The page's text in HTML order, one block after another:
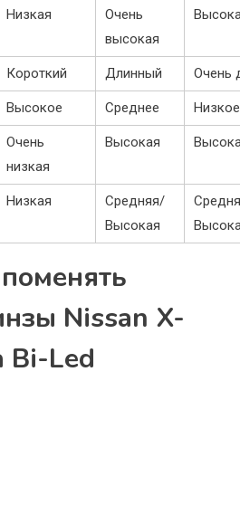
Низкая
Очень
высокая
Короткий Длинный Очень
Высокое Среднее Низкое
Очень
низкая
Высокая
Низкая
Средняя/
Высокая
Nissan X-
Bi-Led